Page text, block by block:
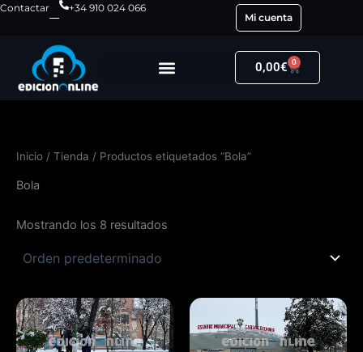
Ir
contenido
Contactar
+34 910 024 066
Mi cuenta
0,00€ 0
Carrito
Inicio / Tienda / Productos etiquetados “Bola”
Bola
Mostrando los 8 resultados